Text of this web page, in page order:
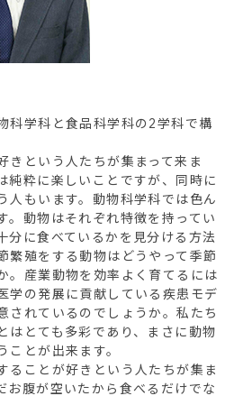
科学科と食品科学科の2学科で構
という人たちが集まって来ま
純粋に楽しいことですが、同時に
人もいます。動物科学科では色ん
。動物はそれぞれ特徴を持ってい
分に食べているかを見分ける方法
繁殖をする動物はどうやって季節
。産業動物を効率よく育てるには
学の発展に貢献している疾患モデ
されているのでしょうか。私たち
はとても多彩であり、まさに動物
ことが出来ます。
ことが好きという人たちが集ま
お腹が空いたから食べるだけでな